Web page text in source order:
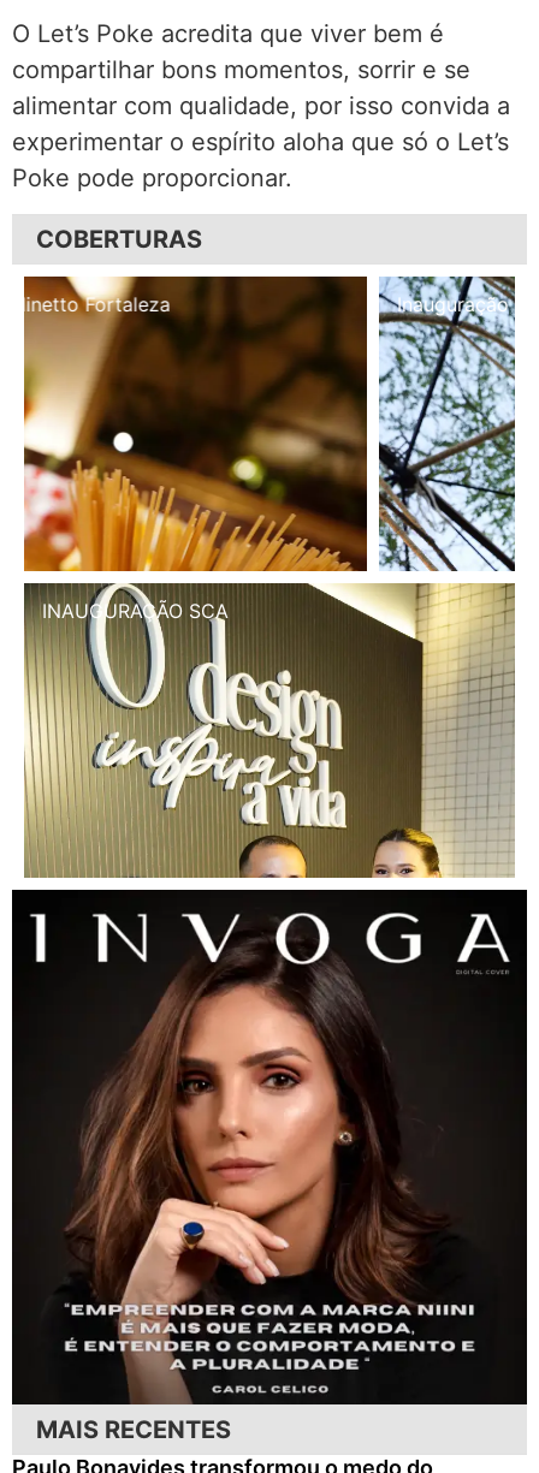
O Let’s Poke acredita que viver bem é
compartilhar bons momentos, sorrir e se
alimentar com qualidade, por isso convida a
experimentar o espírito aloha que só o Let’s
Poke pode proporcionar.
COBERTURAS
Inauguração Illa Café
INAUGURAÇÃO SCA
MAIS RECENTES
Paulo Bonavides transformou o medo do